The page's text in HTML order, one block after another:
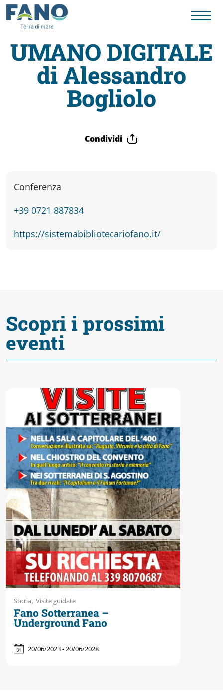
Fano
da
fare
Enogastronomia
Informazioni
Guide
Fano
Accessibili
UMANO DIGITALE
di Alessandro
Bogliolo
Condividi
Conferenza
+39 0721 887834
https://sistemabibliotecariofano.it/
Scopri i prossimi
eventi
Storia, Visite guidate
Fano Sotterranea –
Underground Fano
20/06/2023 - 20/06/2028